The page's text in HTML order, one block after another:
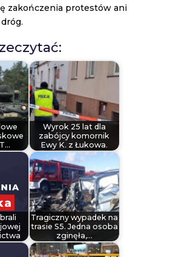
zakończenia protestów ani
Wyrok 25 lat dla
zabójcy komornik
Ewy K. z Łukowa.
Tragiczny wypadek na
trasie S5. Jedna osoba
zginęła,…